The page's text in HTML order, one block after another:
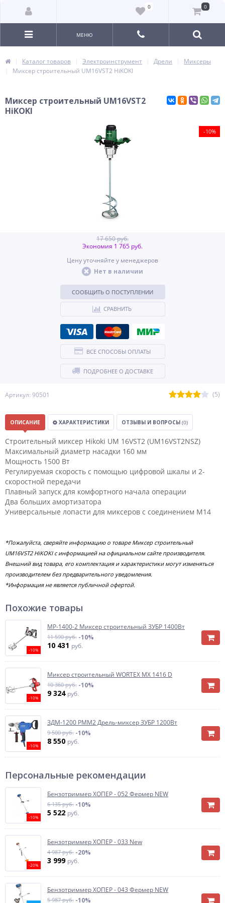
0 0
МЕНЮ
Каталог товаров Электроинструмент Дрели
Миксеры
Миксер строительный UM16VST2 HiKOKI
Миксер строительный UM16VST2
HiKOKI
-10%
Артикул: 90501 (5)
17 650 руб.
Экономия 1 765 руб.
Цену уточняйте у менеджеров
Нет в наличии
СООБЩИТЬ О ПОСТУПЛЕНИИ
СРАВНИТЬ
ВСЕ СПОСОБЫ ОПЛАТЫ
ПОДРОБНЕЕ О ДОСТАВКЕ
ОПИСАНИЕ ХАРАКТЕРИСТИКИ ОТЗЫВЫ И ВОПРОСЫ (0)
Строительный миксер Hikoki UM 16VST2 (UM16VST2NSZ)
Максимальный диаметр насадки 160 мм
Мощность 1500 Вт
Регулируемая скорость с помощью цифровой шкалы и 2-
скоростной передачи
Плавный запуск для комфортного начала операции
Два больших амортизатора
Универсальные лопасти для миксеров с соединением M14
*Пожалуйста, сверяйте информацию о товаре Миксер строительный
UM16VST2 HiKOKI с информацией на официальном сайте производителя.
Внешний вид товара, его комплектация и характеристики могут изменяться
производителем без предварительного уведомления.
*Информация не является публичной офертой.
Похожие товары
-10%
МР-1400-2 Миксер строительный ЗУБР 1400Вт
11 590 руб. -10%
10 431 руб.
-10%
Миксер строительный WORTEX MX 1416 D
10 360 руб. -10%
9 324 руб.
-10%
ЗДМ-1200 РММ2 Дрель-миксер ЗУБР 1200Вт
9 500 руб. -10%
8 550 руб.
Персональные рекомендации
-10%
Бензотриммер ХОПЕР - 052 Фермер NEW
6 135 руб. -10%
5 522 руб.
-20%
Бензотриммер ХОПЕР - 033 New
4 987 руб. -20%
3 999 руб.
Бензотриммер ХОПЕР - 043 Фермер NEW
5 987 руб. -10%